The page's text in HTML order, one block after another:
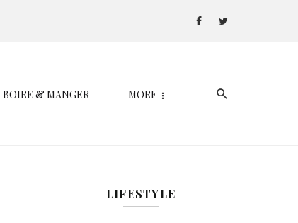
BOIRE & MANGER MORE
LIFESTYLE